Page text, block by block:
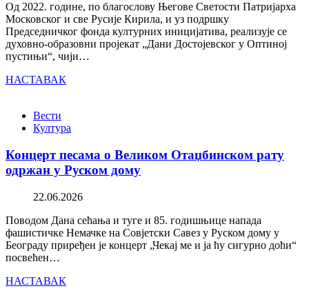
Од 2022. године, по благослову Његове Светости Патријарха
Московског и све Русије Кирила, и уз подршку
Председничког фонда културних иницијатива, реализује се
духовно-образовни пројекат „Дани Достојевског у Оптиној
пустињи“, чији…
НАСТАВАК
Вести
Култура
Концерт песама о Великом Отаџбинском рату
одржан у Руском дому
22.06.2026
Поводом Дана сећања и туге и 85. годишњице напада
фашистичке Немачке на Совјетски Савез у Руском дому у
Београду приређен је концерт „Чекај ме и ја ћу сигурно доћи“
посвећен…
НАСТАВАК